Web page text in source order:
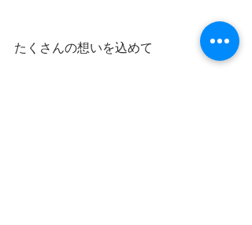
たくさんの想いを込めて